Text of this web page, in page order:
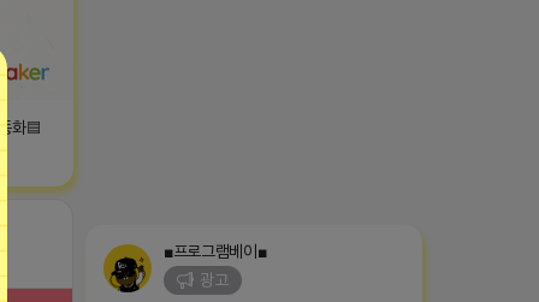
화▤
■프로그램베이■
광고